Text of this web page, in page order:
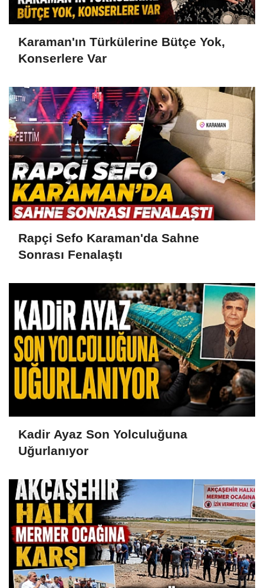
Karaman'ın Türkülerine Bütçe Yok,
Konserlere Var
Rapçi Sefo Karaman'da Sahne
Sonrası Fenalaştı
Kadir Ayaz Son Yolculuğuna
Uğurlanıyor